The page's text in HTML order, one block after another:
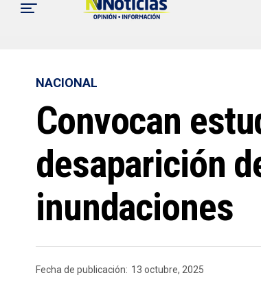
NACIONAL
Convocan
desaparición
inundaciones
Fecha de publicación: 13 octubre, 2025